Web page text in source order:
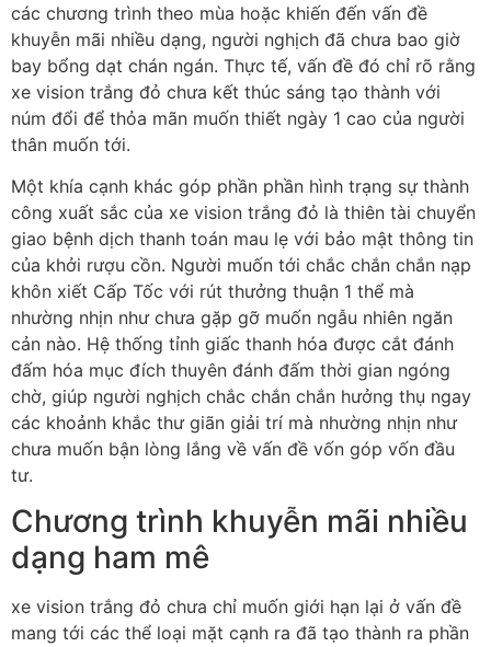
các chương trình theo mùa hoặc khiến đến vấn đề
khuyễn mãi nhiều dạng, người nghịch đã chưa bao giờ
bay bổng dạt chán ngán. Thực tế, vấn đề đó chỉ rõ rằng
xe vision trắng đỏ chưa kết thúc sáng tạo thành với
núm đổi để thỏa mãn muốn thiết ngày 1 cao của người
thân muốn tới.
Một khía cạnh khác góp phần phần hình trạng sự thành
công xuất sắc của xe vision trắng đỏ là thiên tài chuyển
giao bệnh dịch thanh toán mau lẹ với bảo mật thông tin
của khởi rượu cồn. Người muốn tới chắc chắn chắn nạp
khôn xiết Cấp Tốc với rút thưởng thuận 1 thể mà
nhường nhịn như chưa gặp gỡ muốn ngẫu nhiên ngăn
cản nào. Hệ thống tỉnh giấc thanh hóa được cắt đánh
đấm hóa mục đích thuyên đánh đấm thời gian ngóng
chờ, giúp người nghịch chắc chắn chắn hưởng thụ ngay
các khoảnh khắc thư giãn giải trí mà nhường nhịn như
chưa muốn bận lòng lắng về vấn đề vốn góp vốn đầu
tư.
Chương trình khuyễn mãi nhiều
dạng ham mê
xe vision trắng đỏ chưa chỉ muốn giới hạn lại ở vấn đề
mang tới các thể loại mặt cạnh ra đã tạo thành ra phần